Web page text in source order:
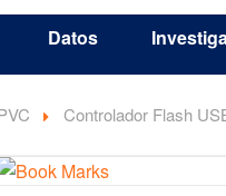
Datos
Controlador Flash